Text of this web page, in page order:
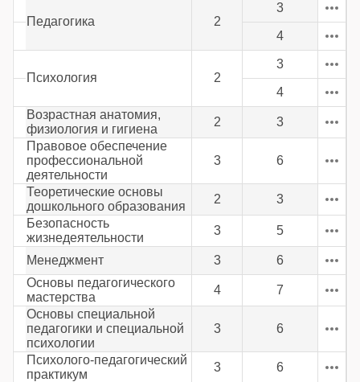
Педагогика 2
3
4
Психология 2
3
4
Возрастная анатомия,
физиология и гигиена
2
3
Правовое обеспечение
профессиональной
деятельности
3 6
Теоретические основы
дошкольного образования
2
3
Безопасность
жизнедеятельности
3 5
Менеджмент 3
6
Основы педагогического
мастерства
4
7
Основы специальной
педагогики и специальной
психологии
3 6
Психолого-педагогический
практикум
3
6